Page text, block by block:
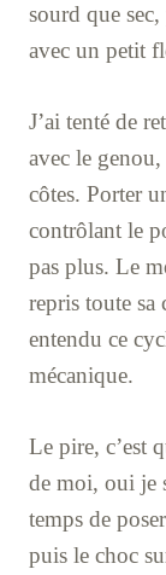
sourd que
avec un petit
J’ai tenté de
avec le
côtes. Porter
contrôlant le
pas plus. Le
repris toute sa
entendu ce
mécanique.
Le pire, c’est
de moi, oui je
temps de
puis le choc